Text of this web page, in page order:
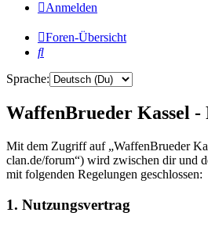
Anmelden
Foren-Übersicht
Suche
Sprache:
WaffenBrueder Kassel
Mit dem Zugriff auf „WaffenBrueder
clan.de/forum“) wird zwischen dir und
mit folgenden Regelungen geschlossen:
1. Nutzungsvertrag